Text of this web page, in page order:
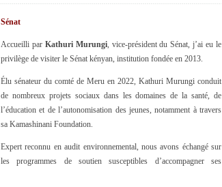
Sénat
Accueilli par Kathuri Murungi, vice-président du Sénat, j’ai eu le
privilège de visiter le Sénat kényan, institution fondée en 2013.
Élu sénateur du comté de Meru en 2022, Kathuri Murungi conduit
de nombreux projets sociaux dans les domaines de la santé, de
l’éducation et de l’autonomisation des jeunes, notamment à travers
sa Kamashinani Foundation.
Expert reconnu en audit environnemental, nous avons échangé sur
les programmes de soutien susceptibles d’accompagner ses